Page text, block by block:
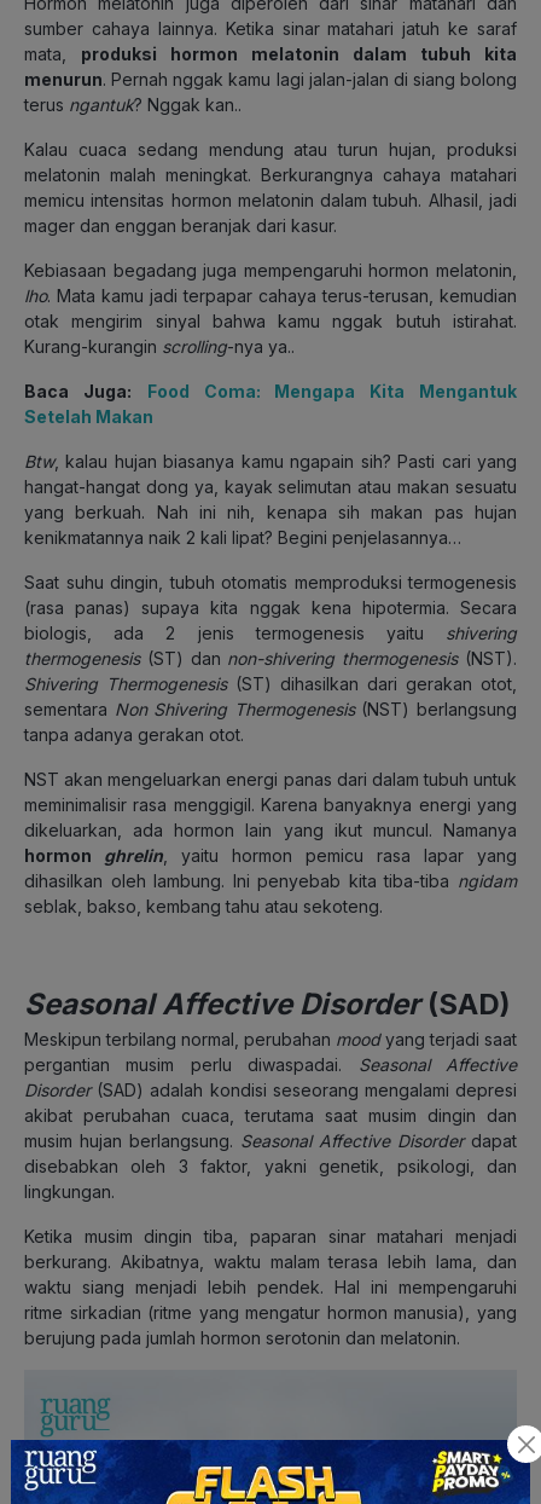
sumber cahaya lainnya. Ketika sinar matahari jatuh ke saraf
mata, produksi hormon melatonin dalam tubuh kita
menurun. Pernah nggak kamu lagi jalan-jalan di siang bolong
terus ngantuk? Nggak kan..
Kalau cuaca sedang mendung atau turun hujan, produksi
melatonin malah meningkat. Berkurangnya cahaya matahari
memicu intensitas hormon melatonin dalam tubuh. Alhasil, jadi
mager dan enggan beranjak dari kasur.
Kebiasaan begadang juga mempengaruhi hormon melatonin,
lho. Mata kamu jadi terpapar cahaya terus-terusan, kemudian
otak mengirim sinyal bahwa kamu nggak butuh istirahat.
Kurang-kurangin scrolling-nya ya..
Baca Juga:
Food Coma: Mengapa Kita Mengantuk
Setelah Makan
Btw, kalau hujan biasanya kamu ngapain sih? Pasti cari yang
hangat-hangat dong ya, kayak selimutan atau makan sesuatu
yang berkuah. Nah ini nih, kenapa sih makan pas hujan
kenikmatannya naik 2 kali lipat? Begini penjelasannya…
Saat suhu dingin, tubuh otomatis memproduksi termogenesis
(rasa panas) supaya kita nggak kena hipotermia. Secara
biologis, ada 2 jenis termogenesis yaitu shivering
thermogenesis(ST) dan non-shivering thermogenesis(NST).
Shivering Thermogenesis (ST) dihasilkan dari gerakan otot,
sementara Non Shivering Thermogenesis (NST) berlangsung
tanpa adanya gerakan otot.
NST akan mengeluarkan energi panas dari dalam tubuh untuk
meminimalisir rasa menggigil. Karena banyaknya energi yang
dikeluarkan, ada hormon lain yang ikut muncul. Namanya
hormon ghrelin , yaitu hormon pemicu rasa lapar yang
dihasilkan oleh lambung. Ini penyebab kita tiba-tiba ngidam
seblak, bakso, kembang tahu atau sekoteng.
Seasonal Affective Disorder(SAD)
Meskipun terbilang normal, perubahan moodyang terjadi saat
pergantian musim perlu diwaspadai. Seasonal Affective
Disorder (SAD) adalah kondisi seseorang mengalami depresi
akibat perubahan cuaca, terutama saat musim dingin dan
musim hujan berlangsung. Seasonal Affective Disorder dapat
disebabkan oleh 3 faktor, yakni genetik, psikologi, dan
lingkungan.
Ketika musim dingin tiba, paparan sinar matahari menjadi
berkurang. Akibatnya, waktu malam terasa lebih lama, dan
waktu siang menjadi lebih pendek. Hal ini mempengaruhi
ritme sirkadian (ritme yang mengatur hormon manusia), yang
berujung pada jumlah hormon serotonin dan melatonin.